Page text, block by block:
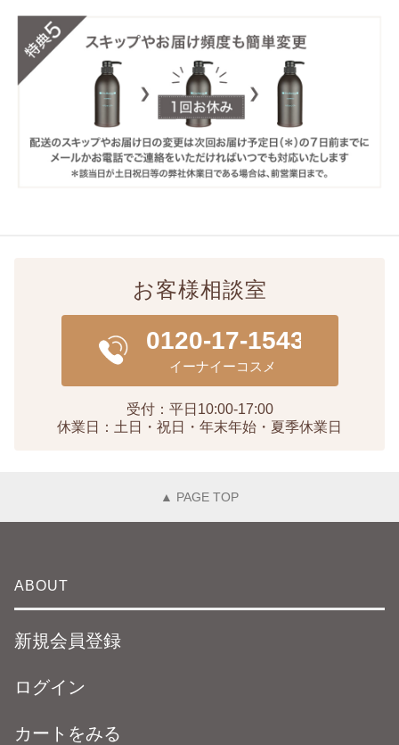
お客様相談室
受付：平日10:00-17:00
休業日：土日・祝日・年末年始・夏季休業日
▲ PAGE TOP
ABOUT
新規会員登録
ログイン
カートをみる